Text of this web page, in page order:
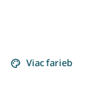
Viac farieb